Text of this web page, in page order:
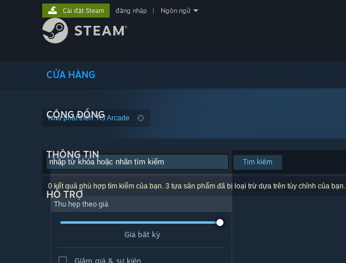
CỬA HÀNG
CỘNG ĐỒNG
THÔNG TIN
HỖ TRỢ
Cài đặt Steam đăng nhập Ngôn ngữ
Nhà phát triển: RJ Arcade
Tìm kiếm
0 kết quả phù hợp tìm kiếm của bạn. 3 tựa sản phẩm đã bị loại trừ dựa trên tùy chỉnh của bạn.
Thu hẹp theo giá
Giá bất kỳ
Giảm giá & sự kiện